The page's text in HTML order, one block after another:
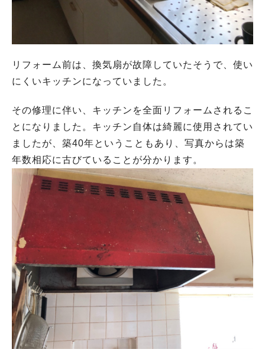
リフォーム前は、換気扇が故障していたそうで、使い
にくいキッチンになっていました。
その修理に伴い、キッチンを全面リフォームされるこ
とになりました。キッチン自体は綺麗に使用されてい
ましたが、築40年ということもあり、写真からは築
年数相応に古びていることが分かります。